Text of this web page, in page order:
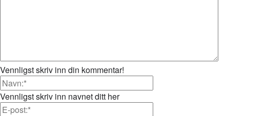
Vennligst skriv inn din kommentar!
Vennligst skriv inn navnet ditt her